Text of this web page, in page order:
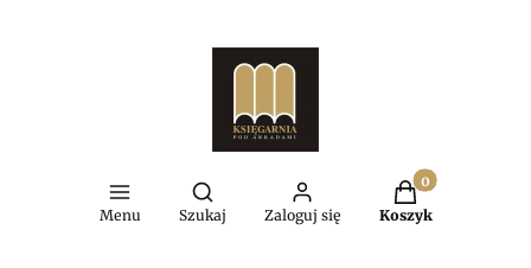
Menu
Otwórz wyszukiwarkę
Szukaj Zaloguj się
Produkty w
Koszyk